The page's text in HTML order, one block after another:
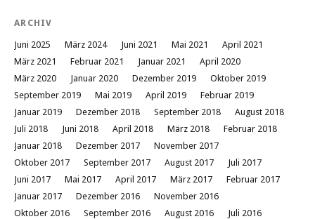
ARCHIV
Juni 2025 März 2024 Juni 2021 Mai 2021
April 2021
März 2021
Februar 2021 Januar 2021
April 2020
März 2020
Januar 2020 Dezember 2019
Oktober 2019
September 2019
Mai 2019 April 2019
Februar 2019
Januar 2019
Dezember 2018 September 2018
August 2018
Juli 2018
Juni 2018 April 2018 März 2018
Februar 2018
Januar 2018
Dezember 2017
November 2017
Oktober 2017
September 2017 August 2017
Juli 2017
Juni 2017
Mai 2017 April 2017 März 2017
Februar 2017
Januar 2017
Dezember 2016
November 2016
Oktober 2016
September 2016 August 2016
Juli 2016